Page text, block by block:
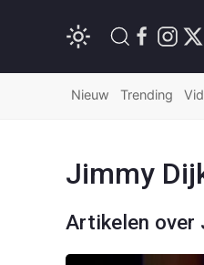
Nieuw Trending
Jimmy
Artikelen over